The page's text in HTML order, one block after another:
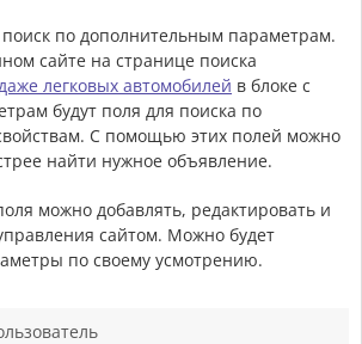
по дополнительным параметрам.
сайте на странице поиска
легковых автомобилей в блоке с
будут поля для поиска по
С помощью этих полей можно
найти нужное объявление.
можно добавлять, редактировать и
сайтом. Можно будет
по своему усмотрению.